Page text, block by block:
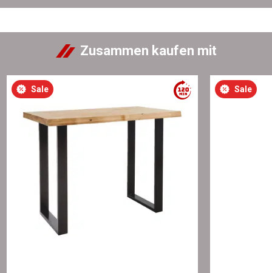
Zusammen kaufen mit
Sale Sale